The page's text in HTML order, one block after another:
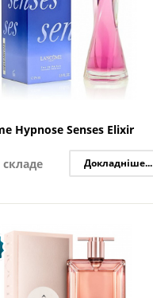
Hypnose Senses Elixir
Докладніше...